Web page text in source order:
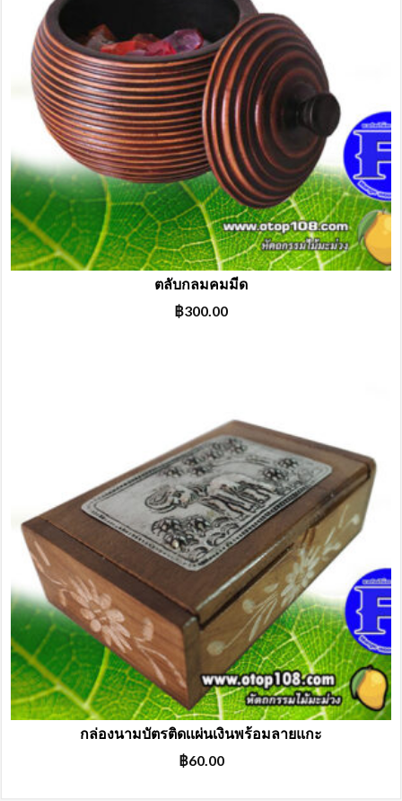
ตลับกลมคมมีด
฿300.00
กล่องนามบัตรติดเเผ่นเงินพร้อมลายแกะ
฿60.00